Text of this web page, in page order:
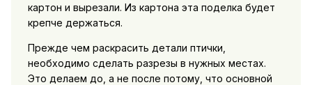
картон и вырезали. Из картона эта поделка будет
крепче держаться.
Прежде чем раскрасить детали птички,
необходимо сделать разрезы в нужных местах.
Это делаем до, а не после потому, что основной